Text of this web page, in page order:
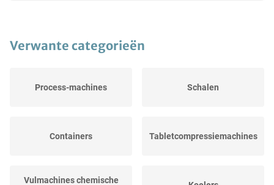
Verwante categorieën
Process-machines Schalen
Containers Tabletcompressiemachines
Vulmachines chemische